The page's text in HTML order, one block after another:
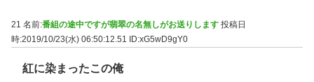
21 名前:番組の途中ですが翡翠の名無しがお送りします 投稿日
時:2019/10/23(水) 06:50:12.51
ID:xG5wD9gY0
紅に染まったこの俺